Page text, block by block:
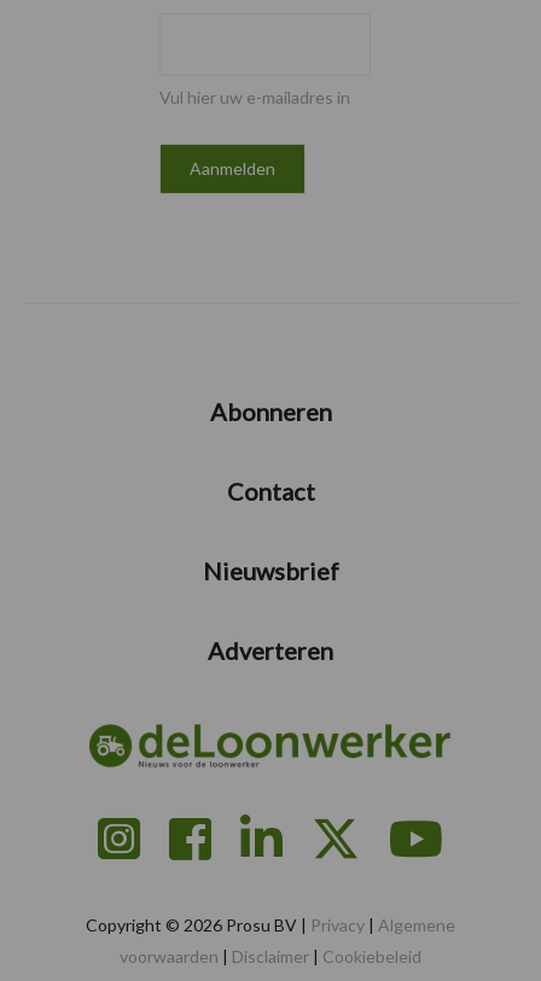
Vul hier uw e-mailadres in
Abonneren
Contact
Nieuwsbrief
Adverteren
Copyright © 2026 Prosu BV | Privacy | Algemene
voorwaarden | Disclaimer | Cookiebeleid